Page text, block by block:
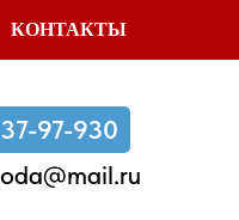
КОНТАКТЫ
97-930